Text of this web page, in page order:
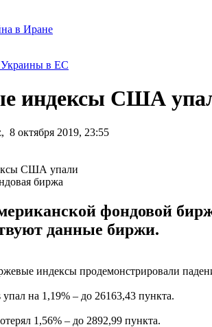
в Иране
Украины в ЕС
индексы США
8 октября 2019, 23:55
биржа
фондовой
данные биржи.
индексы продемонстрировали
на 1,19% – до 26163,43 пункта.
1,56% – до 2892,99 пункта.